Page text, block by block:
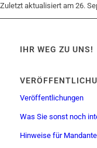
Zuletzt aktualisiert am 26.
IHR WEG ZU UNS!
Veröffentlichungen
Was Sie sonst noch
Hinweise für